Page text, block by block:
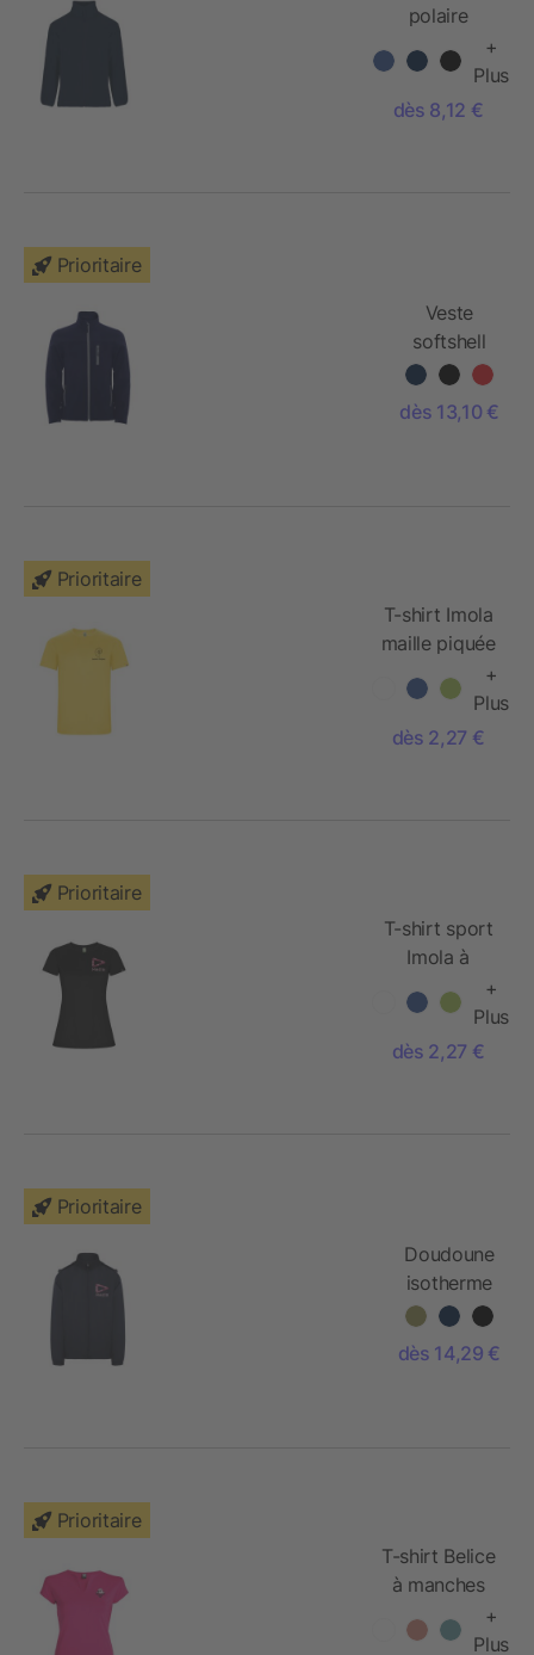
polaire
entièrement
zippée Artic
pour enfant
+
Plus
dès 8,12 €
Prioritaire
Veste
softshell
Antartida
enfant
dès 13,10 €
Prioritaire
T-shirt Imola
maille piquée
courtes pour
homme
+
Plus
dès 2,27 €
Prioritaire
T-shirt sport
Imola à
courtes pour
femme
+
Plus
dès 2,27 €
Prioritaire
Doudoune
isotherme
unisexe
dès 14,29 €
Prioritaire
T-shirt Belice
à manches
courtes pour
femme
+
Plus